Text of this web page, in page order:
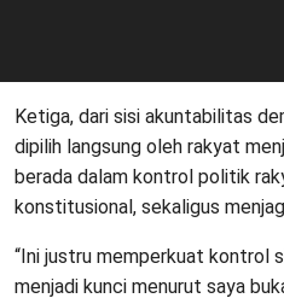
Ketiga, dari sisi akuntabilitas
dipilih langsung oleh rakyat
berada dalam kontrol politik
konstitusional, sekaligus
“Ini justru memperkuat kontrol
menjadi kunci menurut saya